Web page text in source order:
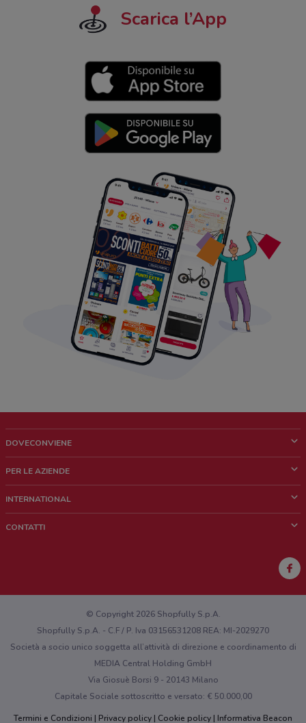
Scarica l’App
DOVECONVIENE
Chi siamo
Lavora con noi
PER LE AZIENDE
Richieste commerciali e marketing
INTERNATIONAL
CONTATTI
Hai un malfunzionamento sul web o sull'app?
© Copyright 2026 Shopfully S.p.A.
Shopfully S.p.A. - C.F / P. Iva 03156531208 REA: MI-2029270
Società a socio unico soggetta all’attività di direzione e coordinamento di
MEDIA Central Holding GmbH
Via Giosuè Borsi 9 - 20143 Milano
Capitale Sociale sottoscritto e versato: € 50.000,00
Termini e Condizioni
Privacy policy Cookie policy Informativa Beacon